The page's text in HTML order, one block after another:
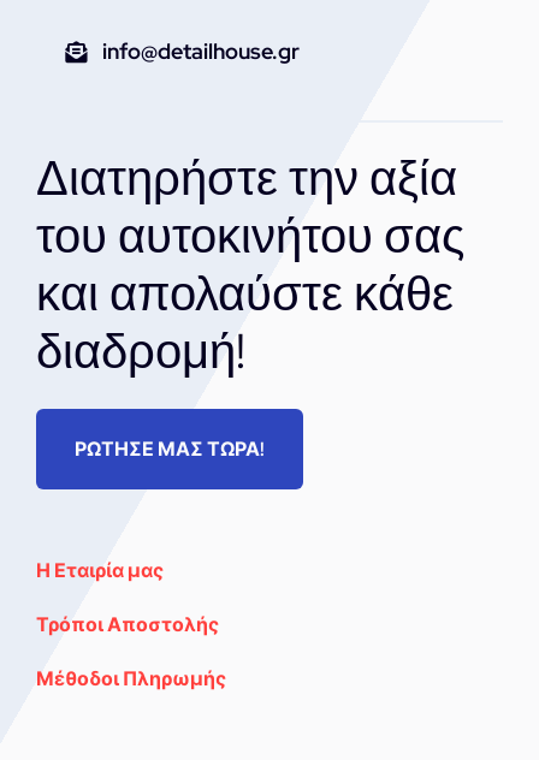
info@detailhouse.gr
Διατηρήστε την αξία
του αυτοκινήτου σας
και απολαύστε κάθε
διαδρομή!
ΡΩΤΗΣΕ ΜΑΣ ΤΩΡΑ!
Η Εταιρία μας
Τρόποι Αποστολής
Μέθοδοι Πληρωμής